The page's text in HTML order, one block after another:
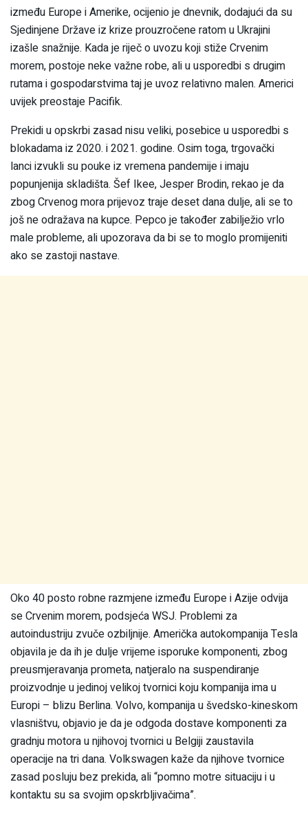
između Europe i Amerike, ocijenio je dnevnik, dodajući da su
Sjedinjene Države iz krize prouzročene ratom u Ukrajini
izašle snažnije. Kada je riječ o uvozu koji stiže Crvenim
morem, postoje neke važne robe, ali u usporedbi s drugim
rutama i gospodarstvima taj je uvoz relativno malen. Americi
uvijek preostaje Pacifik.
Prekidi u opskrbi zasad nisu veliki, posebice u usporedbi s
blokadama iz 2020. i 2021. godine. Osim toga, trgovački
lanci izvukli su pouke iz vremena pandemije i imaju
popunjenija skladišta. Šef Ikee, Jesper Brodin, rekao je da
zbog Crvenog mora prijevoz traje deset dana dulje, ali se to
još ne odražava na kupce. Pepco je također zabilježio vrlo
male probleme, ali upozorava da bi se to moglo promijeniti
ako se zastoji nastave.
Oko 40 posto robne razmjene između Europe i Azije odvija
se Crvenim morem, podsjeća WSJ. Problemi za
autoindustriju zvuče ozbiljnije. Američka autokompanija Tesla
objavila je da ih je dulje vrijeme isporuke komponenti, zbog
preusmjeravanja prometa, natjeralo na suspendiranje
proizvodnje u jedinoj velikoj tvornici koju kompanija ima u
Europi – blizu Berlina. Volvo, kompanija u švedsko-kineskom
vlasništvu, objavio je da je odgoda dostave komponenti za
gradnju motora u njihovoj tvornici u Belgiji zaustavila
operacije na tri dana. Volkswagen kaže da njihove tvornice
zasad posluju bez prekida, ali “pomno motre situaciju i u
kontaktu su sa svojim opskrbljivačima”.